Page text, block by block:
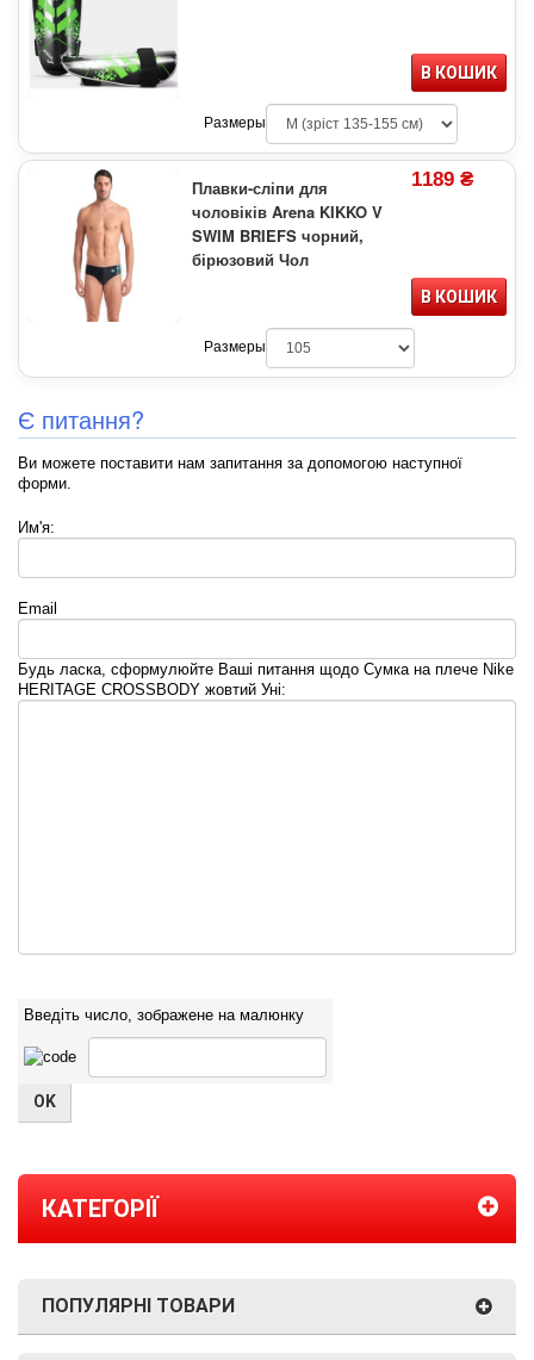
В КОШИК
Размеры
Плавки-сліпи для
чоловіків Arena KIKKO V
SWIM BRIEFS чорний,
бірюзовий Чол
1189 ₴
В КОШИК
Размеры
Є питання?
Ви можете поставити нам запитання за допомогою наступної
форми.
Им'я:
Email
Будь ласка, сформулюйте Ваші питання щодо Сумка на плече Nike
HERITAGE CROSSBODY жовтий Уні:
Введіть число, зображене на малюнку
КАТЕГОРІЇ
ПОПУЛЯРНІ ТОВАРИ